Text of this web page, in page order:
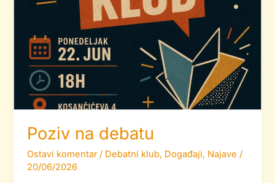
Poziv na debatu
Ostavi komentar / Debatni klub, Događaji, Najave /
20/06/2026